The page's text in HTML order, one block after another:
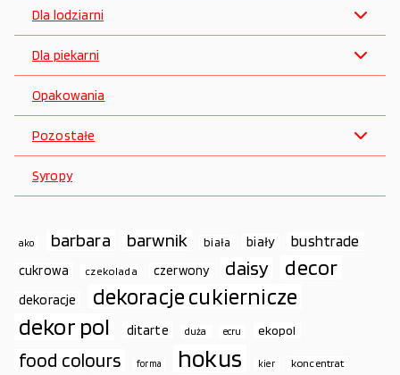
Dla lodziarni
Dla piekarni
Opakowania
Pozostałe
Syropy
ako barbara barwnik biała biały bushtrade
cukrowa czekolada czerwony daisy decor
dekoracje dekoracje cukiernicze
dekor pol ditarte duża ecru ekopol
food colours forma hokus kier koncentrat